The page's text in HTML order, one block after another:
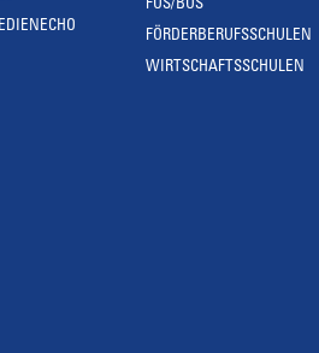
FOS/BOS
FÖRDERBERUFSSCHULEN
WIRTSCHAFTSSCHULEN